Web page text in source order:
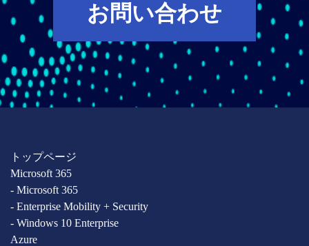
お問い合わせ
トップページ
Microsoft 365
- Microsoft 365
- Enterprise Mobility + Security
- Windows 10 Enterprise
Azure